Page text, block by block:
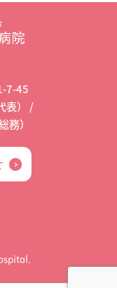
7-45
）
/
務）